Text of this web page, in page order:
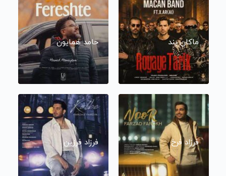
ماکان بند حامد همایون
فرزاد فرخ فرزاد فرزین